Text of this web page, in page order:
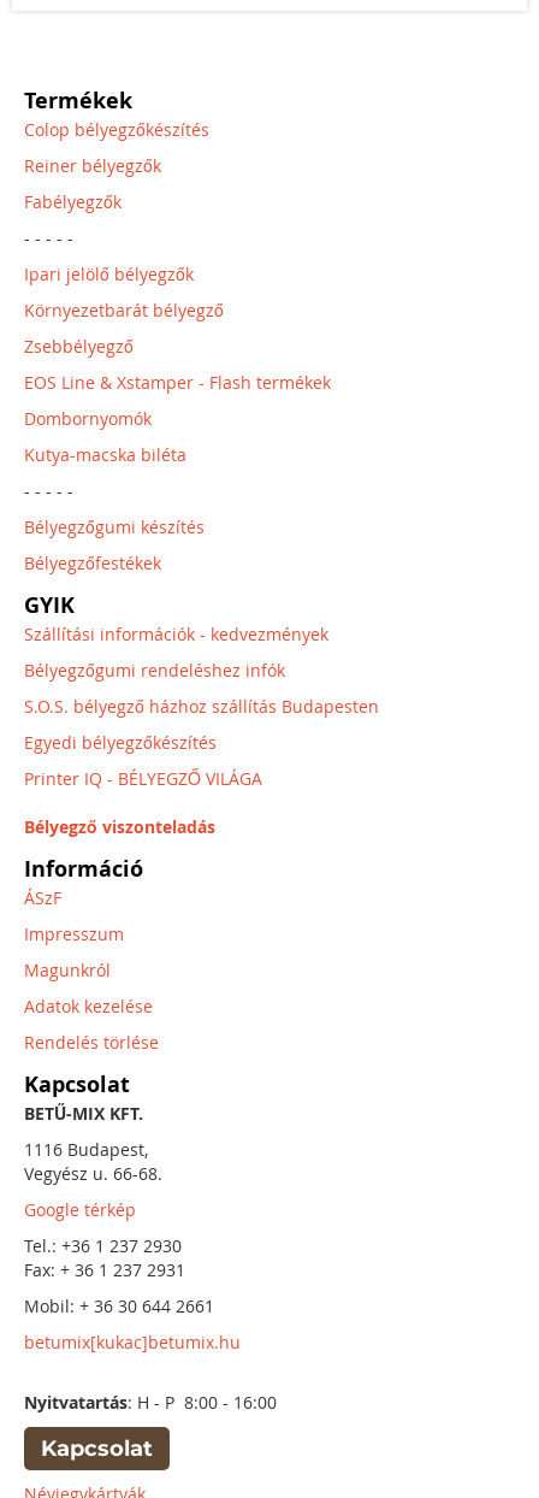
Termékek
Colop bélyegzőkészítés
Reiner bélyegzők
Fabélyegzők
- - - - -
Ipari jelölő bélyegzők
Környezetbarát bélyegző
Zsebbélyegző
EOS Line & Xstamper - Flash termékek
Dombornyomók
Kutya-macska biléta
- - - - -
Bélyegzőgumi készítés
Bélyegzőfestékek
GYIK
Szállítási információk - kedvezmények
Bélyegzőgumi rendeléshez infók
S.O.S. bélyegző házhoz szállítás Budapesten
Egyedi bélyegzőkészítés
Printer IQ - BÉLYEGZŐ VILÁGA
Bélyegző viszonteladás
Információ
ÁSzF
Impresszum
Magunkról
Adatok kezelése
Rendelés törlése
Kapcsolat
BETŰ-MIX KFT.
1116 Budapest,
Vegyész u. 66-68.
Google térkép
Tel.: +36 1 237 2930
Fax: + 36 1 237 2931
Mobil: + 36 30 644 2661
betumix[kukac]betumix.hu
Nyitvatartás: H - P 8:00 - 16:00
Kapcsolat